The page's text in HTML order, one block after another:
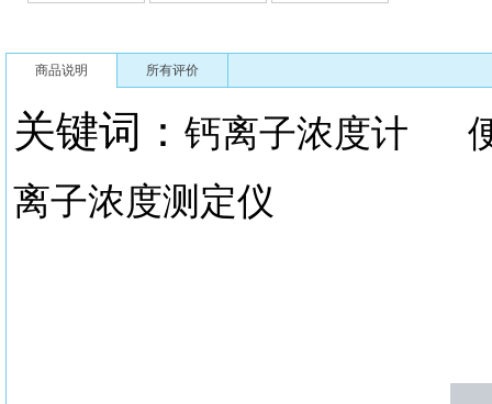
商品说明 所有评价
关键词： 钙离子浓度计
离子浓度测定仪